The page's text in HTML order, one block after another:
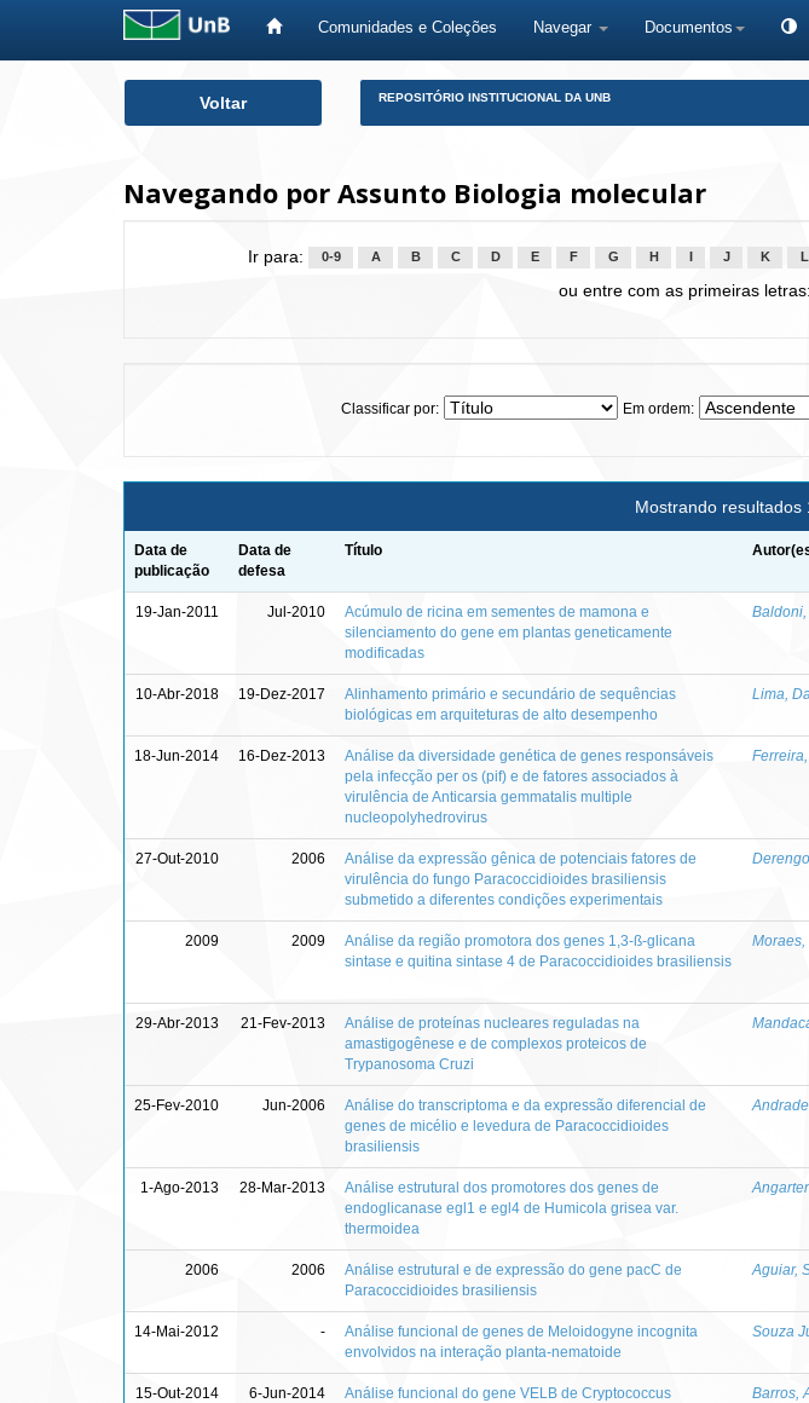
Comunidades e Coleções Navegar Documentos
Voltar REPOSITÓRIO INSTITUCIONAL DA UNB
Navegando por Assunto Biologia molecular
Ir para: 0-9 A B C D E F G H J K L
ou entre com as primeiras letras:
Classificar por: Em ordem:
Mostrando resultados
Data de
publicação
Data de
defesa
Título
19-Jan-2011 Jul-2010
Acúmulo de ricina em sementes de mamona e
silenciamento do gene em plantas geneticamente
modificadas
Baldoni,
10-Abr-2018 19-Dez-2017
Alinhamento primário e secundário de sequências
biológicas em arquiteturas de alto desempenho
Lima,
18-Jun-2014 16-Dez-2013
Análise da diversidade genética de genes responsáveis
pela infecção per os (pif) e de fatores associados à
virulência de Anticarsia gemmatalis multiple
nucleopolyhedrovirus
27-Out-2010 2006
Análise da expressão gênica de potenciais fatores de
virulência do fungo Paracoccidioides brasiliensis
submetido a diferentes condições experimentais
2009 2009
Análise da região promotora dos genes 1,3-ß-glicana
sintase e quitina sintase 4 de Paracoccidioides brasiliensis
29-Abr-2013 21-Fev-2013
Análise de proteínas nucleares reguladas na
amastigogênese e de complexos proteicos de
Trypanosoma Cruzi
25-Fev-2010 Jun-2006
Análise do transcriptoma e da expressão diferencial de
genes de micélio e levedura de Paracoccidioides
brasiliensis
1-Ago-2013 28-Mar-2013
Análise estrutural dos promotores dos genes de
endoglicanase egl1 e egl4 de Humicola grisea var.
thermoidea
2006 2006
Análise estrutural e de expressão do gene pacC de
Paracoccidioides brasiliensis
Aguiar,
14-Mai-2012 -
Análise funcional de genes de Meloidogyne incognita
envolvidos na interação planta-nematoide
Souza
15-Out-2014 6-Jun-2014
Análise funcional do gene VELB de Cryptococcus
Barros,